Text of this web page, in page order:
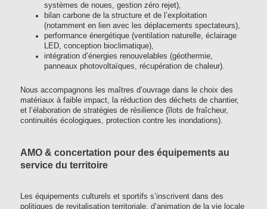
systèmes de noues, gestion zéro rejet),
bilan carbone de la structure et de l’exploitation
(notamment en lien avec les déplacements spectateurs),
performance énergétique (ventilation naturelle, éclairage
LED, conception bioclimatique),
intégration d’énergies renouvelables (géothermie,
panneaux photovoltaïques, récupération de chaleur).
Nous accompagnons les maîtres d’ouvrage dans le choix des
matériaux à faible impact, la réduction des déchets de chantier,
et l’élaboration de stratégies de résilience (îlots de fraîcheur,
continuités écologiques, protection contre les inondations).
AMO & concertation pour des équipements au
service du territoire
Les équipements culturels et sportifs s’inscrivent dans des
politiques de revitalisation territoriale, d’animation de la vie locale